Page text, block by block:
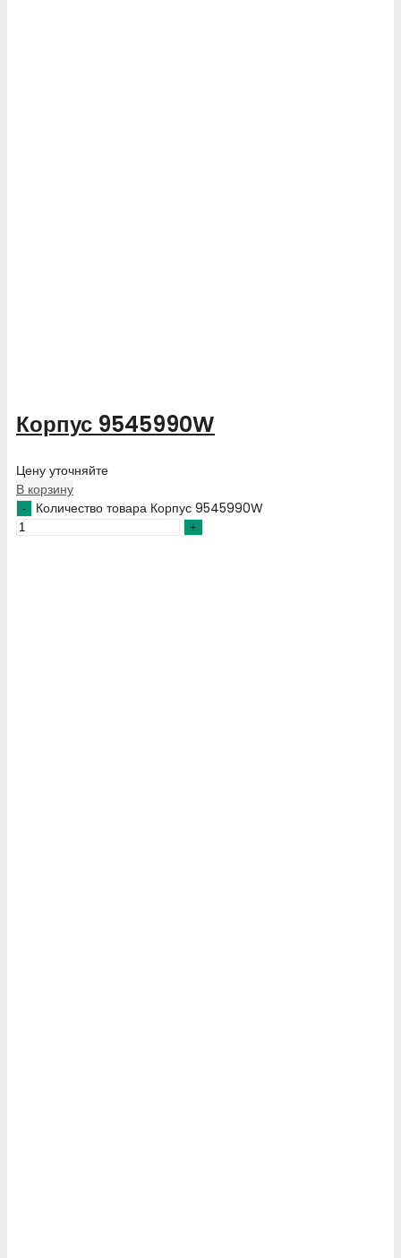
Корпус 9545990W
Цену уточняйте
В корзину
Количество товара Корпус 9545990W